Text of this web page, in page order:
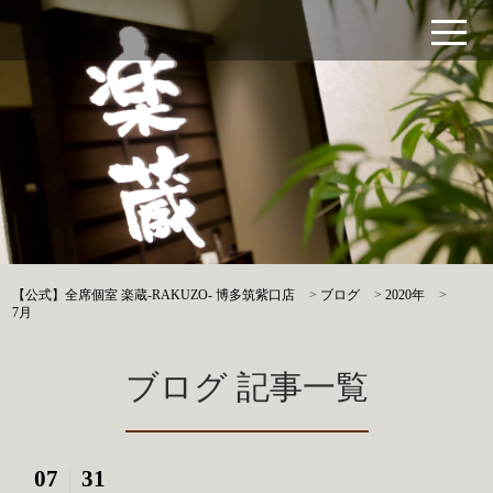
【公式】全席個室 楽蔵‐RAKUZO‐ 博多筑紫口店 > ブログ >2020年
>
7月
ブログ 記事一覧
07 31